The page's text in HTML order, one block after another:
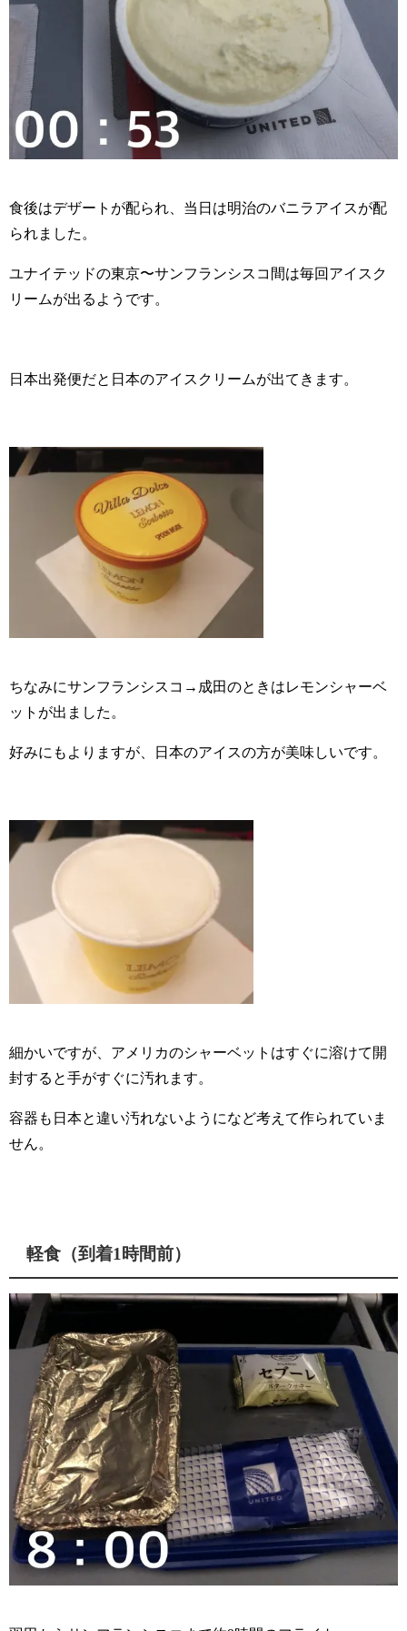
食後はデザートが配られ、当日は明治のバニラアイスが配
られました。
ユナイテッドの東京〜サンフランシスコ間は毎回アイスク
リームが出るようです。
日本出発便だと日本のアイスクリームが出てきます。
ちなみにサンフランシスコ→成田のときはレモンシャーベ
ットが出ました。
好みにもよりますが、日本のアイスの方が美味しいです。
細かいですが、アメリカのシャーベットはすぐに溶けて開
封すると手がすぐに汚れます。
容器も日本と違い汚れないようになど考えて作られていま
せん。
軽食（到着1時間前）